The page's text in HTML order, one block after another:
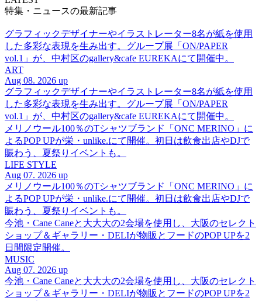
特集・ニュースの最新記事
グラフィックデザイナーやイラストレーター8名が紙を使用
した多彩な表現を生み出す。グループ展「ON/PAPER
vol.1」が、中村区のgallery&cafe EUREKAにて開催中。
ART
Aug 08. 2026 up
グラフィックデザイナーやイラストレーター8名が紙を使用
した多彩な表現を生み出す。グループ展「ON/PAPER
vol.1」が、中村区のgallery&cafe EUREKAにて開催中。
メリノウール100％のTシャツブランド「ONC MERINO」に
よるPOP UPが栄・unlike.にて開催。初日は飲食出店やDJで
賑わう、夏祭りイベントも。
LIFE STYLE
Aug 07. 2026 up
メリノウール100％のTシャツブランド「ONC MERINO」に
よるPOP UPが栄・unlike.にて開催。初日は飲食出店やDJで
賑わう、夏祭りイベントも。
今池・Cane Caneと大大大の2会場を使用し、大阪のセレクト
ショップ＆ギャラリー・DELIが物販とフードのPOP UPを2
日間限定開催。
MUSIC
Aug 07. 2026 up
今池・Cane Caneと大大大の2会場を使用し、大阪のセレクト
ショップ＆ギャラリー・DELIが物販とフードのPOP UPを2